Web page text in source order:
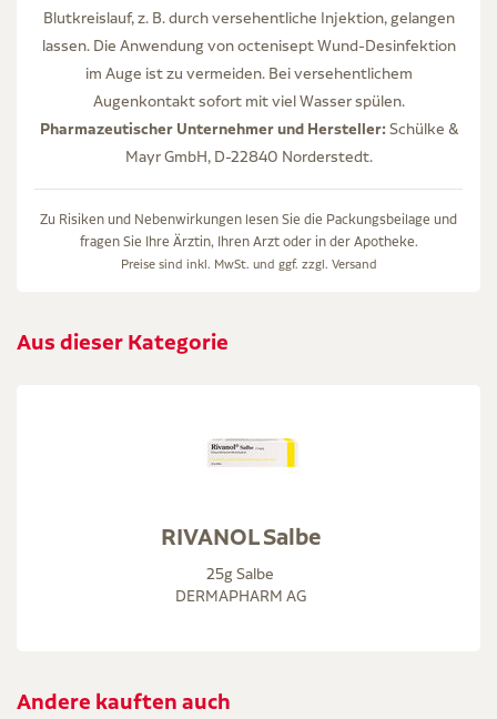
Blutkreislauf, z. B. durch versehentliche Injektion, gelangen
lassen. Die Anwendung von octenisept Wund-Desinfektion
im Auge ist zu vermeiden. Bei versehentlichem
Augenkontakt sofort mit viel Wasser spülen.
Pharmazeutischer Unternehmer und Hersteller:Schülke &
Mayr GmbH, D-22840 Norderstedt.
Zu Risiken und Nebenwirkungen lesen Sie die Packungsbeilage und
fragen Sie Ihre Ärztin, Ihren Arzt oder in der Apotheke.
Preise sind inkl. MwSt. und ggf. zzgl. Versand
Aus dieser Kategorie
RIVANOL Salbe
25g Salbe
DERMAPHARM AG
Andere kauften auch